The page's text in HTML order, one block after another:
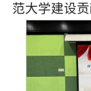
范大学建设贡